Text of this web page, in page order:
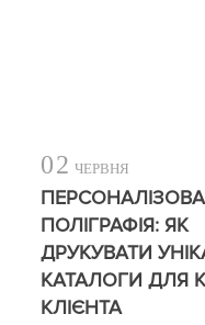
02 ЧЕРВНЯ
ПОЛІГРАФІЯ: ЯК
ДРУКУВАТИ
КАТАЛОГИ ДЛЯ
КЛІЄНТА